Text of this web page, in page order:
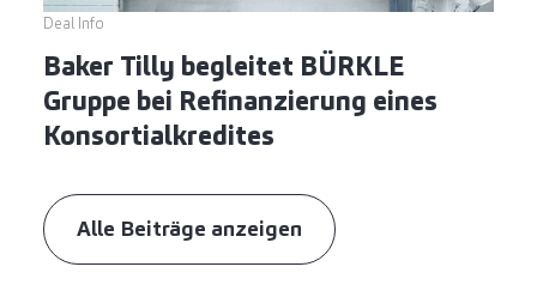
Deal Info
Baker Tilly begleitet BÜRKLE
Gruppe bei Refinanzierung eines
Konsortialkredites
Alle Beiträge anzeigen